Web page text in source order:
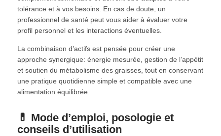
tolérance et à vos besoins. En cas de doute, un
professionnel de santé peut vous aider à évaluer votre
profil personnel et les interactions éventuelles.
La combinaison d’actifs est pensée pour créer une
approche synergique: énergie mesurée, gestion de l’appétit
et soutien du métabolisme des graisses, tout en conservant
une pratique quotidienne simple et compatible avec une
alimentation équilibrée.
💊 Mode d’emploi, posologie et
conseils d’utilisation